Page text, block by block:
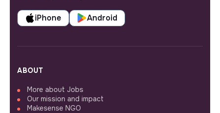
iPhone Android
ABOUT
More about Jobs
Our mission and impact
Makesense NGO